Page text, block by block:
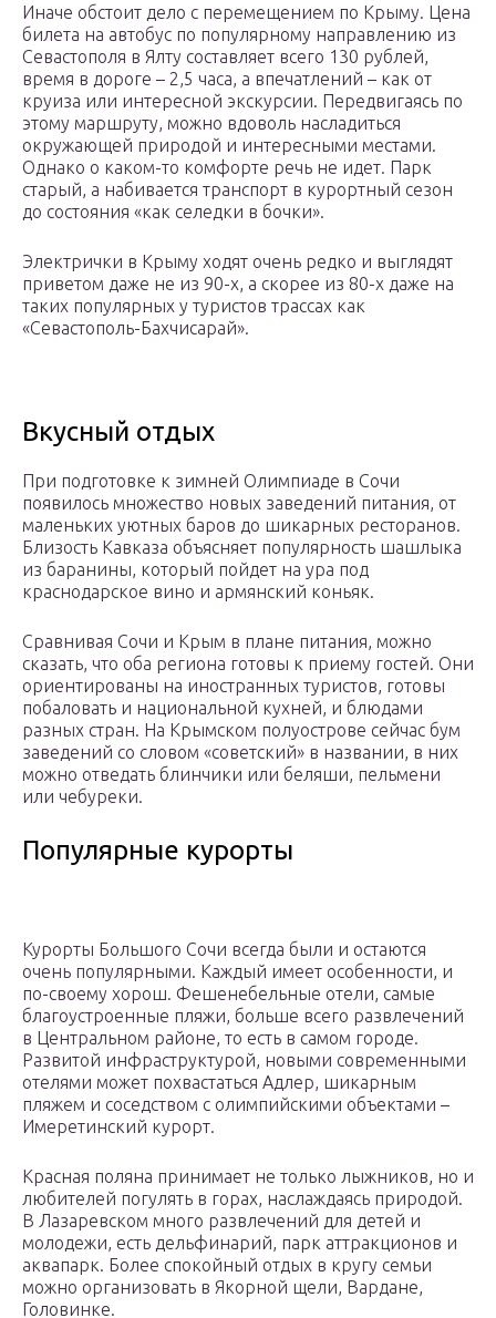
Иначе обстоит дело с перемещением по Крыму. Цена
билета на автобус по популярному направлению из
Севастополя в Ялту составляет всего 130 рублей,
время в дороге – 2,5 часа, а впечатлений – как от
круиза или интересной экскурсии. Передвигаясь по
этому маршруту, можно вдоволь насладиться
окружающей природой и интересными местами.
Однако о каком-то комфорте речь не идет. Парк
старый, а набивается транспорт в курортный сезон
до состояния «как селедки в бочки».
Электрички в Крыму ходят очень редко и выглядят
приветом даже не из 90-х, а скорее из 80-х даже на
таких популярных у туристов трассах как
«Севастополь-Бахчисарай».
Вкусный отдых
При подготовке к зимней Олимпиаде в Сочи
появилось множество новых заведений питания, от
маленьких уютных баров до шикарных ресторанов.
Близость Кавказа объясняет популярность шашлыка
из баранины, который пойдет на ура под
краснодарское вино и армянский коньяк.
Сравнивая Сочи и Крым в плане питания, можно
сказать, что оба региона готовы к приему гостей. Они
ориентированы на иностранных туристов, готовы
побаловать и национальной кухней, и блюдами
разных стран. На Крымском полуострове сейчас бум
заведений со словом «советский» в названии, в них
можно отведать блинчики или беляши, пельмени
или чебуреки.
Популярные курорты
Курорты Большого Сочи всегда были и остаются
очень популярными. Каждый имеет особенности, и
по-своему хорош. Фешенебельные отели, самые
благоустроенные пляжи, больше всего развлечений
в Центральном районе, то есть в самом городе.
Развитой инфраструктурой, новыми современными
отелями может похвастаться Адлер, шикарным
пляжем и соседством с олимпийскими объектами –
Имеретинский курорт.
Красная поляна принимает не только лыжников, но и
любителей погулять в горах, наслаждаясь природой.
В Лазаревском много развлечений для детей и
молодежи, есть дельфинарий, парк аттракционов и
аквапарк. Более спокойный отдых в кругу семьи
можно организовать в Якорной щели, Вардане,
Головинке.